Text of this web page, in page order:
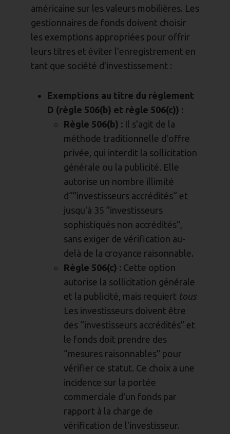
américaine sur les valeurs mobilières. Les
gestionnaires de fonds doivent choisir
les exemptions appropriées pour offrir
leurs titres et éviter l'enregistrement en
tant que société d'investissement :
Exemptions au titre du règlement
D (règle 506(b) et règle 506(c)) :
Règle 506(b) : Il s'agit de la
méthode traditionnelle d'offre
privée, qui interdit la sollicitation
générale ou la publicité. Elle
autorise un nombre illimité
d“”investisseurs accrédités“ et
jusqu'à 35 ”investisseurs
sophistiqués non accrédités",
sans exiger de vérification au-
delà de la croyance raisonnable.
Règle 506(c) : Cette option
autorise la sollicitation générale
et la publicité, mais requiert tous
Les investisseurs doivent être
des “investisseurs accrédités” et
le fonds doit prendre des
“mesures raisonnables” pour
vérifier ce statut. Ce choix a une
incidence sur la portée
commerciale d'un fonds par
rapport à la charge de
vérification de l'investisseur.